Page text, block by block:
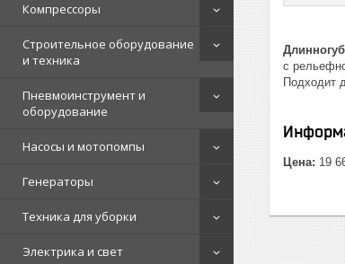
Компрессоры
Строительное оборудование
и техника
Пневмоинструмент и
оборудование
Насосы и мотопомпы
Генераторы
Техника для уборки
Электрика и свет
с
Подходит
Цена: 19